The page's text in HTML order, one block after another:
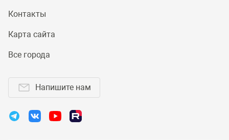
Контакты
Карта сайта
Все города
Напишите нам